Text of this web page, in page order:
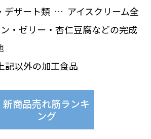
デザート類 … アイスクリーム全
・ゼリー・杏仁豆腐などの完成
以外の加工食品
新商品売れ筋ランキ
ング